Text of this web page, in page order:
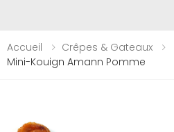
Accueil
Crêpes & Gateaux
Mini-Kouign Amann Pomme